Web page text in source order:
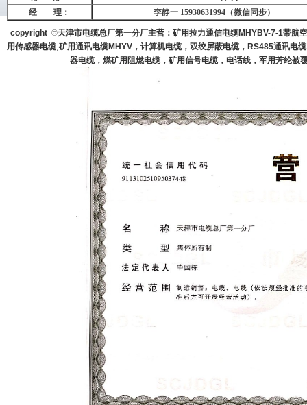
经 理：
李静一 15930631994（微信同步）
copyright ©天津市电缆总厂第一分厂主营：矿用拉力通信电缆MHYBV-7-1带航
用传感器电缆,矿用通讯电缆MHYV ，计算机电缆，双绞屏蔽电缆，RS485通讯电
器电缆，煤矿用阻燃电缆，矿用信号电缆，电话线，军用芳纶